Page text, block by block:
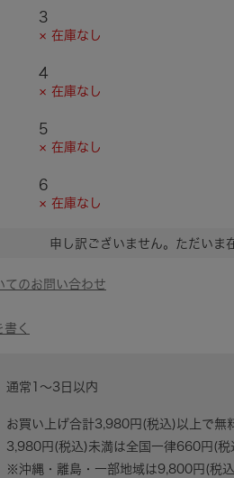
3
× 在庫なし
4
× 在庫なし
5
× 在庫なし
6
× 在庫なし
申し訳ございません。ただいま
通常1〜3日以内
お買い上げ合計3,980円(税込)以上で無
3,980円(税込)未満は全国一律660円(税
※沖縄・離島・一部地域は9,800円(税